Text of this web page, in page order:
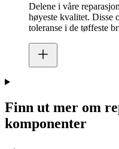
Delene i våre
høyeste kvalitet. Disse
toleranse i de tøffeste
Finn ut mer om
komponenter